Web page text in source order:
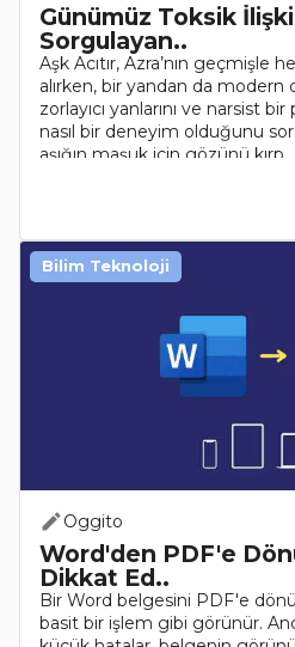
Günümüz Toksik
Sorgulayan..
Aşk Acıtır, Azra’nın geçmişle
alırken, bir yandan da modern
zorlayıcı yanlarını ve narsist
nasıl bir deneyim olduğunu
aşığın maşuk için gözünü kırp..
Oggito
Word'den PDF'e
Dikkat Ed..
Bir Word belgesini PDF'e
basit bir işlem gibi görünür.
Bilim Teknoloji